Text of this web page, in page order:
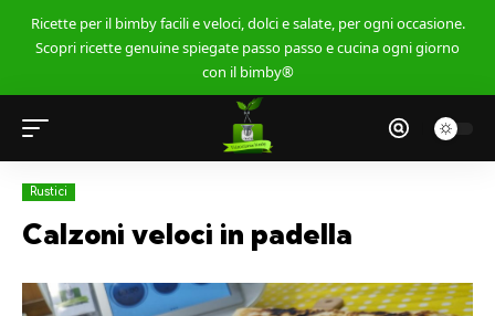
Ricette per il bimby facili e veloci, dolci e salate, per ogni occasione.
Scopri ricette genuine spiegate passo passo e cucina ogni giorno
con il bimby®
Rustici
Calzoni veloci in padella